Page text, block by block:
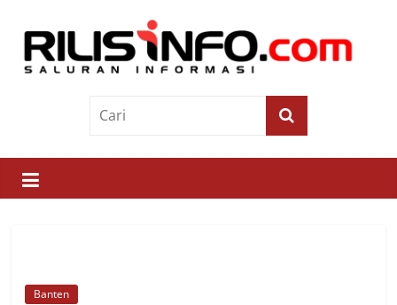
contentRilis
Saluran
Informasi
Banten